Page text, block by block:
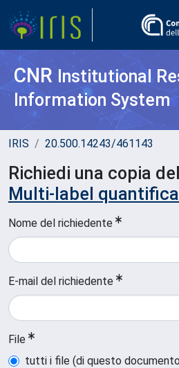
CNR Institutional
Information System
IRIS 20.500.14243/461143
Richiedi una copia
Multi-label
Nome del richiedente
E-mail del richiedente
File
tutti i file (di questo